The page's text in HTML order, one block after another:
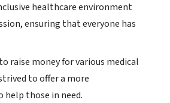
healthcare environment
ensuring that everyone has
raise money for various medical
to offer a more
those in need.